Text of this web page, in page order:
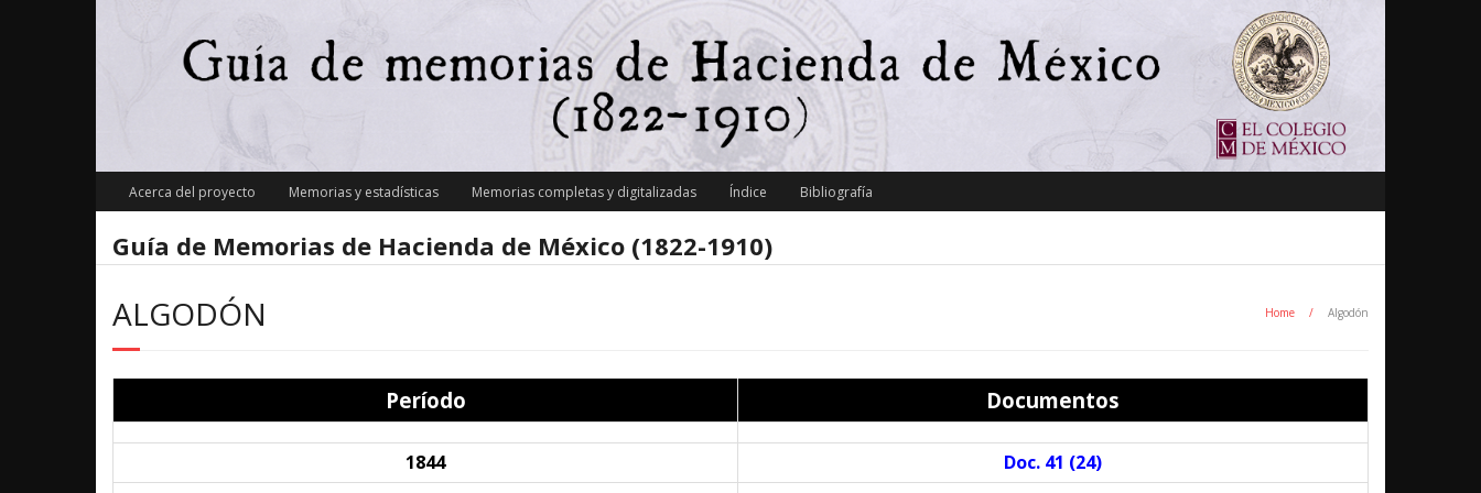
Acerca del proyecto Memorias y estadísticas Memorias completas y digitalizadas Índice Bibliografía
Guía de Memorias de Hacienda de México (1822-1910)
ALGODÓN Home / Algodón
Período Documentos
1844 Doc. 41 (24)